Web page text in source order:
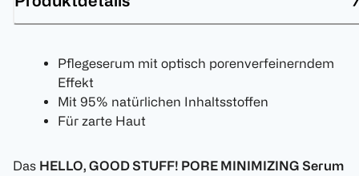
Pflegeserum mit optisch porenverfeinerndem
Effekt
Mit 95% natürlichen Inhaltsstoffen
Für zarte Haut
Das HELLO, GOOD STUFF! PORE MINIMIZING Serum